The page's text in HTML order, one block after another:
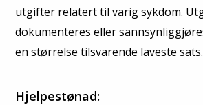
utgifter relatert til varig sykdom.
dokumenteres eller
en størrelse tilsvarende laveste sats.
Hjelpestønad: